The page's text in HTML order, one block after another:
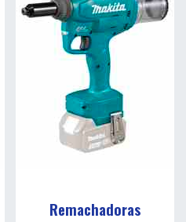
Remachadoras